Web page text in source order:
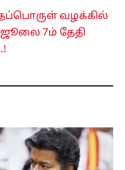
வழக்கில்
ஜூலை 7ம் தேதி